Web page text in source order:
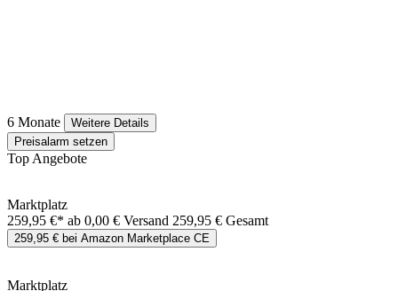
6 Monate
Weitere Details
Preisalarm setzen
Top Angebote
Marktplatz
259,95 €* ab 0,00 € Versand 259,95 € Gesamt
259,95 € bei Amazon Marketplace CE
Marktplatz